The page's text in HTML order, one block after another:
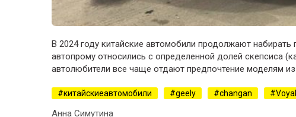
В 2024 году китайские автомобили продолжают
автопрому относились с определенной долей скепсиса
автолюбители все чаще отдают предпочтение моделям
китайскиеавтомобили geely changan
Анна Симутина